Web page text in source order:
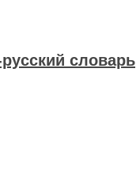
словарь